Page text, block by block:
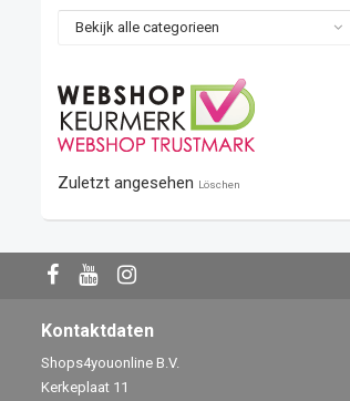
Bekijk alle categorieen
Zuletzt angesehen Löschen
Kontaktdaten
Shops4youonline B.V.
Kerkeplaat 11